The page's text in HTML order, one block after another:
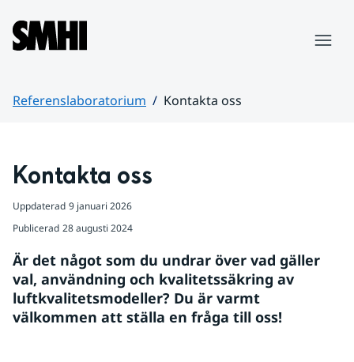
Hoppa till sidans innehåll
Referenslaboratorium
Kontakta oss
Kontakta oss
Uppdaterad 9 januari 2026
Publicerad 28 augusti 2024
Är det något som du undrar över vad gäller
val, användning och kvalitetssäkring av
luftkvalitetsmodeller? Du är varmt
välkommen att ställa en fråga till oss!